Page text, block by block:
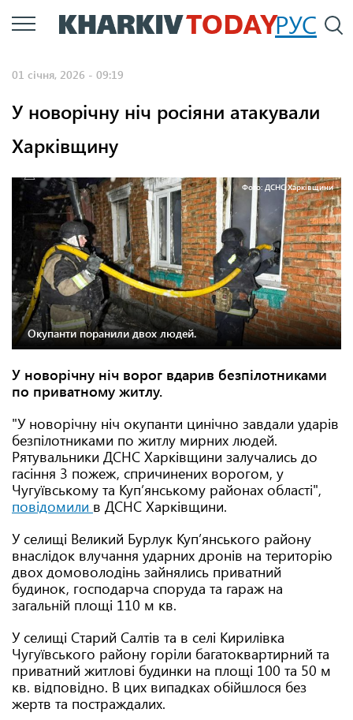
Перейти
до
РУС
01 січня, 2026 - 09:19
У новорічну ніч росіяни атакували
Харківщину
Фото: ДСНС Харківщини
Окупанти поранили двох людей.
У новорічну ніч ворог вдарив безпілотниками
по приватному житлу.
"У новорічну ніч окупанти цинічно завдали ударів
безпілотниками по житлу мирних людей.
Рятувальники ДСНС Харківщини залучались до
гасіння 3 пожеж, спричинених ворогом, у
Чугуївському та Куп’янському районах області",
повідомили в ДСНС Харківщини.
У селищі Великий Бурлук Куп’янського району
внаслідок влучання ударних дронів на територію
двох домоволодінь зайнялись приватний
будинок, господарча споруда та гараж на
загальній площі 110 м кв.
У селищі Старий Салтів та в селі Кирилівка
Чугуївського району горіли багатоквартирний та
приватний житлові будинки на площі 100 та 50 м
кв. відповідно. В цих випадках обійшлося без
жертв та постраждалих.